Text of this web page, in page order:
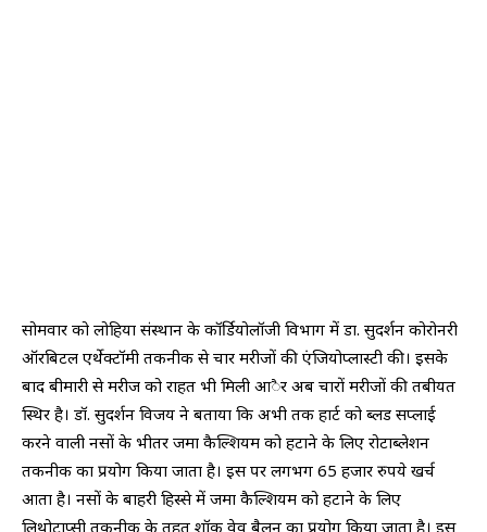
सोमवार को लोहिया संस्थान के कॉर्डियोलॉजी विभाग में डा. सुदर्शन कोरोनरी
ऑरबिटल एर्थेक्टॉमी तकनीक से चार मरीजों की एंजियोप्लास्टी की। इसके
बाद बीमारी से मरीज को राहत भी मिली आैर अब चारों मरीजों की तबीयत
स्थिर है। डॉ. सुदर्शन विजय ने बताया कि अभी तक हार्ट को ब्लड सप्लाई
करने वाली नसों के भीतर जमा कैल्शियम को हटाने के लिए रोटाब्लेशन
तकनीक का प्रयोग किया जाता है। इस पर लगभग 65 हजार रुपये खर्च
आता है। नसों के बाहरी हिस्से में जमा कैल्शियम को हटाने के लिए
लिथोट्राप्सी तकनीक के तहत शॉक वेव बैलून का प्रयोग किया जाता है। इस